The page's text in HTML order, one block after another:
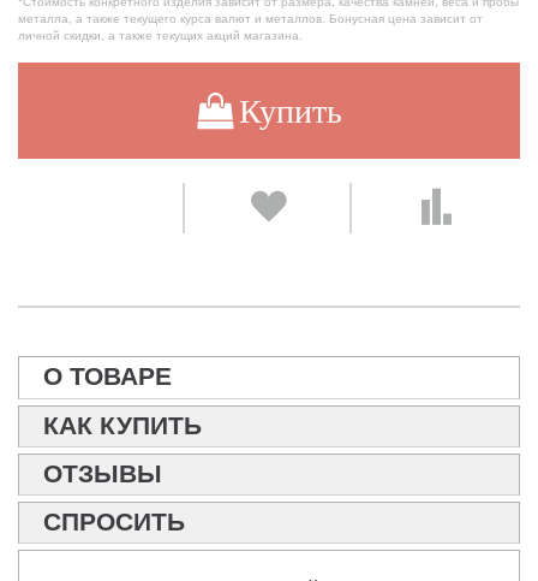
металла, а также текущего курса валют и металлов. Бонусная цена зависит от
личной скидки, а также текущих акций магазина.
Купить
О ТОВАРЕ
КАК КУПИТЬ
ОТЗЫВЫ
СПРОСИТЬ